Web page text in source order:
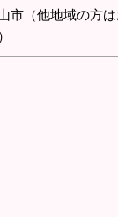
市（他地域の方